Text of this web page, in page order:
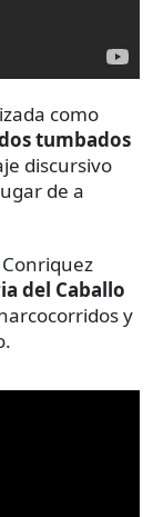
como
tumbados
discursivo
de a
del Caballo
y